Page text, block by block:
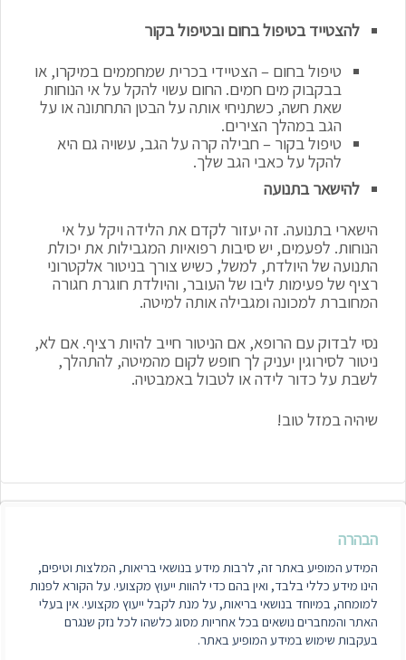
להצטייד בטיפול בחום ובטיפול בקור
טיפול בחום – הצטיידי בכרית שמחממים במיקרו, או
בבקבוק מים חמים. החום עשוי להקל על אי הנוחות
שאת חשה, כשתניחי אותה על הבטן התחתונה או על
הגב במהלך הצירים.
טיפול בקור – חבילה קרה על הגב, עשויה גם היא
להקל על כאבי הגב שלך.
להישאר בתנועה
הישארי בתנועה. זה יעזור לקדם את הלידה ויקל על אי
הנוחות. לפעמים, יש סיבות רפואיות המגבילות את יכולת
התנועה של היולדת, למשל, כשיש צורך בניטור אלקטרוני
רציף של פעימות ליבו של העובר, והיולדת חוגרת חגורה
המחוברת למכונה ומגבילה אותה למיטה.
נסי לבדוק עם הרופא, אם הניטור חייב להיות רציף. אם לא,
ניטור לסירוגין יעניק לך חופש לקום מהמיטה, להתהלך,
לשבת על כדור לידה או לטבול באמבטיה.
שיהיה במזל טוב!
הבהרה
המידע המופיע באתר זה, לרבות מידע בנושאי בריאות, המלצות וטיפים,
הינו מידע כללי בלבד, ואין בהם כדי להוות ייעוץ מקצועי. על הקורא לפנות
למומחה, במיוחד בנושאי בריאות, על מנת לקבל ייעוץ מקצועי. אין בעלי
האתר והמחברים נושאים בכל אחריות מסוג כלשהו לכל נזק שנגרם
בעקבות שימוש במידע המופיע באתר.